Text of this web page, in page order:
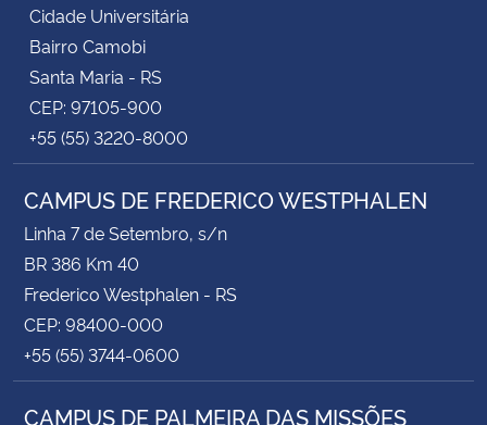
Cidade Universitária
Bairro Camobi
Santa Maria - RS
CEP: 97105-900
+55 (55) 3220-8000
CAMPUS DE FREDERICO WESTPHALEN
Linha 7 de Setembro, s/n
BR 386 Km 40
Frederico Westphalen - RS
CEP: 98400-000
+55 (55) 3744-0600
CAMPUS DE PALMEIRA DAS MISSÕES